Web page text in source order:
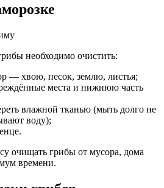
необходимо очистить:
— хвою, песок, землю, листья;
места и нижнюю часть
влажной тканью (мыть долго не
воду);
очищать грибы от мусора, дома
времени.